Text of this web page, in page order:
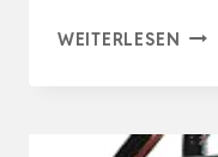
WEITERLESEN